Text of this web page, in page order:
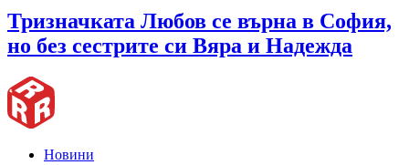
Тризначката Любов се върна в София,
но без сестрите си Вяра и Надежда
Новини